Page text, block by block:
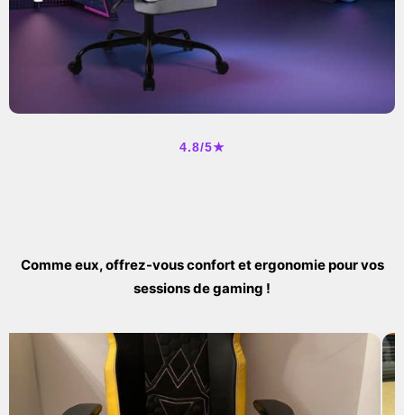
4.8/5★
Comme eux, offrez-vous confort et ergonomie pour vos
sessions de gaming !